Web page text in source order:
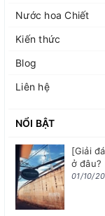
Nước hoa Chiết
Kiến thức
Blog
Liên hệ
NỔI BẬT
[Giải
ở đâu?
01/10/